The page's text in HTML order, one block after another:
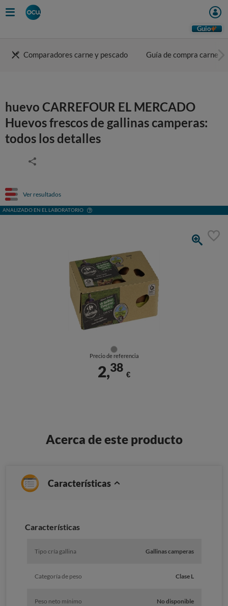
Guio
Comparadores carne y pescado Guía de compra carne
huevo CARREFOUR EL MERCADO
Huevos frescos de gallinas camperas:
todos los detalles
Ver resultados
ANALIZADO EN EL LABORATORIO
Precio de referencia
2,38
€
Acerca de este producto
Características
Caracterí­sticas
Tipo cría gallina Gallinas camperas
Categoría de peso Clase L
Peso neto mínimo No disponible